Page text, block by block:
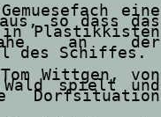
eine
so dass das
in Plastikkisten
an der
des Schiffes.
Wittgen, von
spielt und
Dorfsituation